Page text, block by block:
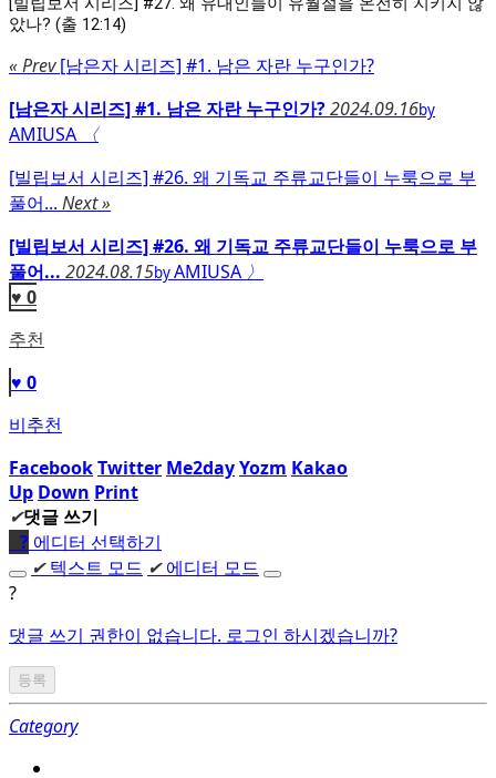
았나? (출 12:14)
« Prev[남은자 시리즈] #1. 남은 자란 누구인가?
[남은자 시리즈] #1. 남은 자란 누구인가?2024.09.16by
AMIUSA
〈
[빌립보서 시리즈] #26. 왜 기독교 주류교단들이 누룩으로 부
풀어... Next »
[빌립보서 시리즈] #26. 왜 기독교 주류교단들이 누룩으로 부
풀어... 2024.08.15byAMIUSA 〉
♥ 0
추천
♥ 0
비추천
FacebookTwitter Me2dayYozm Kakao
Up Down Print
✔댓글 쓰기
? 에디터 선택하기
✔텍스트 모드 ✔에디터 모드
?
댓글 쓰기 권한이 없습니다. 로그인 하시겠습니까?
Category